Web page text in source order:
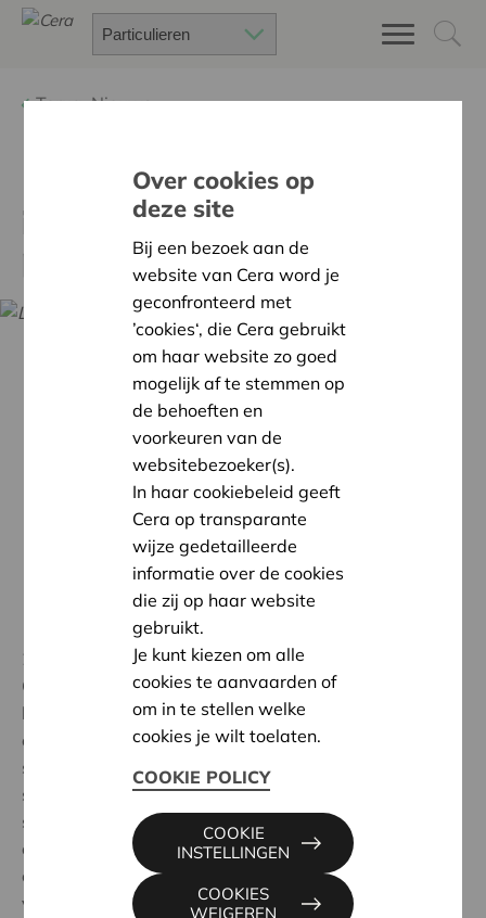
TerugNieuws
10 studenten en 1 sociaal
ingenieur vallen in de
prijzen met Cera Award
24 oktober 2017
Op het evenement “Dromen van vandaag zijn de
bouwstenen van morgen” werden op zaterdag 21
oktober 2017 de jaarlijkse Cera Awards uitgereikt aan
studenten die een technisch project deden voor een
socialprofitorganisatie. De Cera Award jury wil de
studenten erkennen voor hun creatieve,
communicatieve en sociale vaardigheden en
engagement. Cera Award gelooft sterk in de kracht
van interdisciplinair samenwerken, dit jaar werden
Over cookies op
deze site
Bij een bezoek aan de
website van Cera word je
geconfronteerd met
’cookies‘, die Cera gebruikt
om haar website zo goed
mogelijk af te stemmen op
de behoeften en
voorkeuren van de
websitebezoeker(s).
In haar cookiebeleid geeft
Cera op transparante
wijze gedetailleerde
informatie over de cookies
die zij op haar website
gebruikt.
Je kunt kiezen om alle
cookies te aanvaarden of
om in te stellen welke
cookies je wilt toelaten.
COOKIE POLICY
COOKIES
WEIGEREN
COOKIE
INSTELLINGEN